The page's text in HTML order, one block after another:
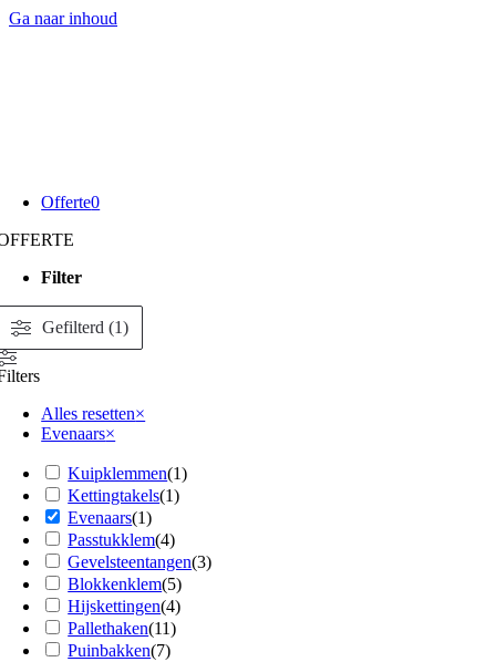
Ga naar inhoud
Offerte0
Filter
Gefilterd (1)
Alles resetten×
Evenaars×
Kuipklemmen(1)
Kettingtakels(1)
Evenaars(1)
Passtukklem(4)
Gevelsteentangen(3)
Blokkenklem(5)
Hijskettingen(4)
Pallethaken(11)
Puinbakken(7)